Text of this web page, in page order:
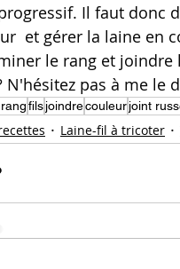
Il faut donc
et gérer la laine en
le rang et joindre
N'hésitez pas à me le
filsjoindrecouleurjoint
Laine-fil à tricoter